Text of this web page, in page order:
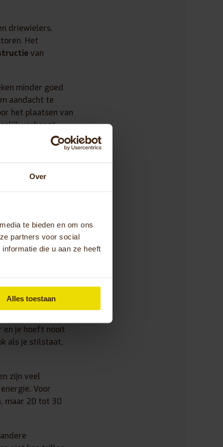
Over
te bieden en om ons
partners voor social
die u aan ze heeft
Alles toestaan
driewielers.
Het
van
minder goed
aandacht te
het plaatsen van
verhoogt.
optimaal
dat veel
en je hoeft nooit
als je stilstaat,
zijn veel
Voor
maar 20 tot 30